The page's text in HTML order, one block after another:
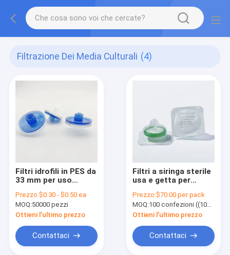
Filtrazione Dei Media Culturali (4)
Filtri idrofili in PES da
33 mm per uso
laboratorio con
connettori Luer
Prezzo:$0.30 - $0.50 ea
MOQ:50000 pezzi
Ottieni l'ultimo prezzo
Contattaci
Filtri a siringa sterile
usa e getta per
Medio con membrana
di 0,22 μm PES Φ33
mm confezionati
singolarmente
Prezzo:$70.00 per pack
MOQ:100 confezioni ((100 pezzi per confezione)
Ottieni l'ultimo prezzo
Contattaci